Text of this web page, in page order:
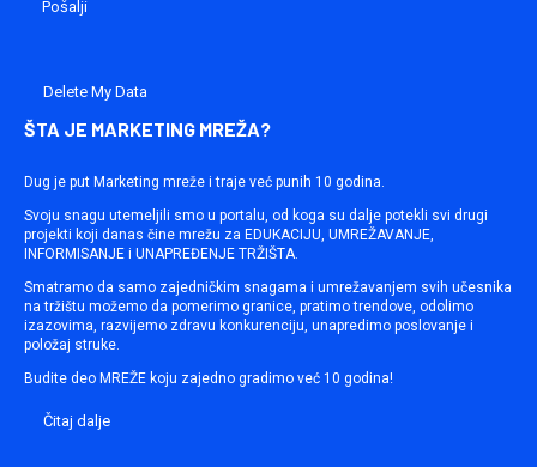
Delete My Data
ŠTA JE MARKETING MREŽA?
Dug je put Marketing mreže i traje već punih 10 godina.
Svoju snagu utemeljili smo u portalu, od koga su dalje potekli svi drugi
projekti koji danas čine mrežu za EDUKACIJU, UMREŽAVANJE,
INFORMISANJE i UNAPREĐENJE TRŽIŠTA.
Smatramo da samo zajedničkim snagama i umrežavanjem svih učesnika
na tržištu možemo da pomerimo granice, pratimo trendove, odolimo
izazovima, razvijemo zdravu konkurenciju, unapredimo poslovanje i
položaj struke.
Budite deo MREŽE koju zajedno gradimo već 10 godina!
Čitaj dalje